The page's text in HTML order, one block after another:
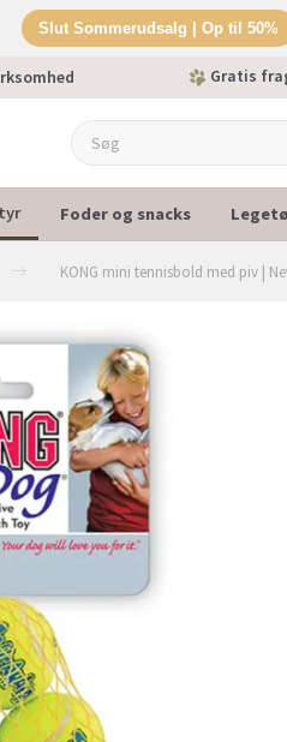
Slut Sommerudsalg | Op til 50%
Gratis
Foder og snacks
KONG mini tennisbold med piv |